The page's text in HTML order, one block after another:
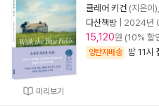
미리보기
클레어 키건 (지은이),
다산책방
2024년
15,120원 (10% 할
양탄자배송 밤 11시